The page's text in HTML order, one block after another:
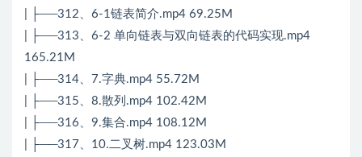
| ├──312、6-1链表简介.mp4 69.25M
| ├──313、6-2 单向链表与双向链表的代码实现.mp4
165.21M
| ├──314、7.字典.mp4 55.72M
| ├──315、8.散列.mp4 102.42M
| ├──316、9.集合.mp4 108.12M
| ├──317、10.二叉树.mp4 123.03M